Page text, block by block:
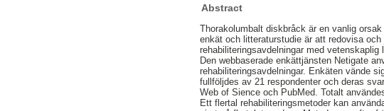
Abstract
Thorakolumbalt diskbråck är en vanlig
enkät och litteraturstudie är att redovisa
rehabiliteringsavdelningar med
Den webbaserade enkättjänsten Netigate
rehabiliteringsavdelningar. Enkäten vände
fullföljdes av 21 respondenter och deras
Web of Sience och PubMed. Totalt
Ett flertal rehabiliteringsmetoder kan